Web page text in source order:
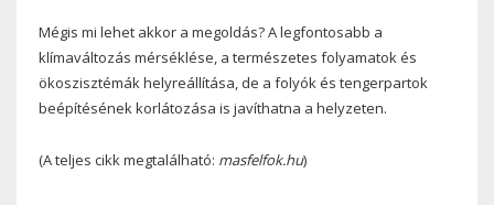
Mégis mi lehet akkor a megoldás? A legfontosabb a
klímaváltozás mérséklése, a természetes folyamatok és
ökoszisztémák helyreállítása, de a folyók és tengerpartok
beépítésének korlátozása is javíthatna a helyzeten.
(A teljes cikk megtalálható: masfelfok.hu)